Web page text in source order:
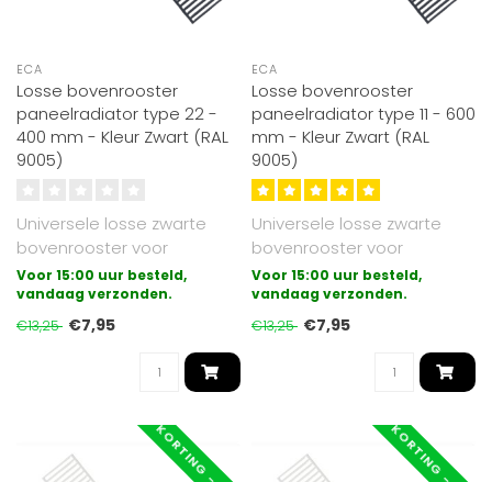
ECA
Losse bovenrooster
paneelradiator type 22 -
400 mm - Kleur Zwart (RAL
9005)
Universele losse zwarte
bovenrooster voor
paneelradiatoren
uitgevoerd in type 22..
Voor 15:00 uur besteld,
vandaag verzonden.
€13,25 €7,95
ECA
Losse bovenrooster
paneelradiator type 11 - 600
mm - Kleur Zwart (RAL
9005)
Universele losse zwarte
bovenrooster voor
paneelradiatoren
uitgevoerd in type 11..
Voor 15:00 uur besteld,
vandaag verzonden.
€13,25 €7,95